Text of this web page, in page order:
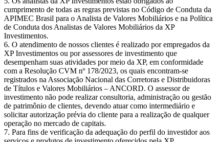
cumprimento de todas as regras previstas no Código de Conduta da
APIMEC Brasil para o Analista de Valores Mobiliários e na Política
de Conduta dos Analistas de Valores Mobiliários da XP
Investimentos.
O atendimento de nossos clientes é realizado por empregados da
XP Investimentos ou por assessores de investimento que
desempenham suas atividades por meio da XP, em conformidade
com a Resolução CVM nº 178/2023, os quais encontram-se
registrados na Associação Nacional das Corretoras e Distribuidoras
de Títulos e Valores Mobiliários – ANCORD. O assessor de
investimento não pode realizar consultoria, administração ou gestão
de patrimônio de clientes, devendo atuar como intermediário e
solicitar autorização prévia do cliente para a realização de qualquer
operação no mercado de capitais.
Para fins de verificação da adequação do perfil do investidor aos